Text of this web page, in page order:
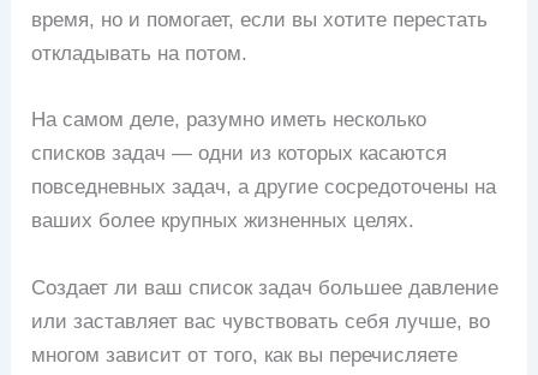
время, но и помогает, если вы хотите перестать
откладывать на потом.
На самом деле, разумно иметь несколько
списков задач — одни из которых касаются
повседневных задач, а другие сосредоточены на
ваших более крупных жизненных целях.
Создает ли ваш список задач большее давление
или заставляет вас чувствовать себя лучше, во
многом зависит от того, как вы перечисляете